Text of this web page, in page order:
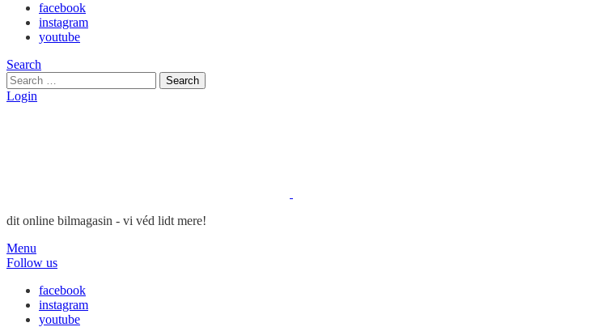
facebook
instagram
youtube
Search
Search
for:
Search
Login
dit online bilmagasin - vi véd lidt mere!
Menu
Follow us
facebook
instagram
youtube